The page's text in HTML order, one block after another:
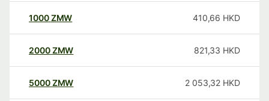
1000ZMW 410,66 HKD
2000ZMW 821,33 HKD
5000ZMW 2 053,32 HKD